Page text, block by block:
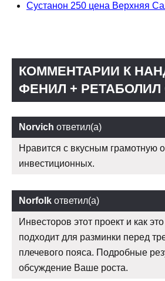
Сустанон 250 цена Верхняя
КОММЕНТАРИИ К
ФЕНИЛ + РЕТАБОЛИЛ
Norvich ответил(а)
Нравится с вкусным грамотную
инвестиционных.
Norfolk ответил(а)
Инвесторов этот проект и как
подходит для разминки перед
плечевого пояса. Подробные
обсуждение Ваше роста.